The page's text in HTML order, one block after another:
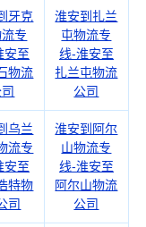
牙克
专
安至
物流
淮安到扎兰
屯物流专
线-淮安至
扎兰屯物流
公司
乌兰
流专
安至
特物
司
淮安到阿尔
山物流专
线-淮安至
阿尔山物流
公司